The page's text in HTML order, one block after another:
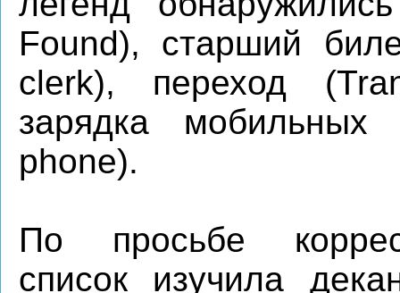
Found), старший
clerk), переход
зарядка
phone).
По просьбе
список изучила